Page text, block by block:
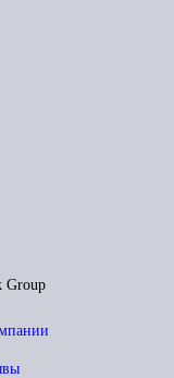
Group